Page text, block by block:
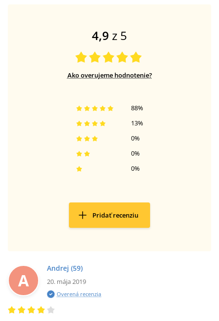
4,9 z 5
Ako overujeme hodnotenie?
0%
0%
0%
13%
88%
Pridať recenziu
A
Andrej (59)
20. mája 2019
Overená recenzia